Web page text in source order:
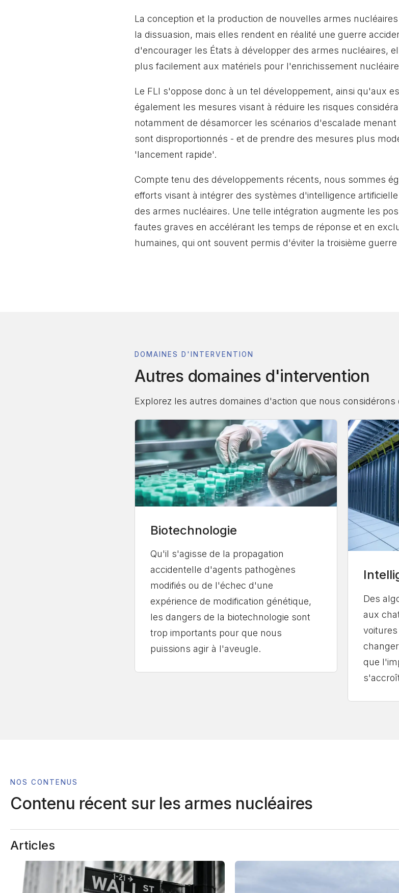
La conception et la production de nouvelles armes
la dissuasion, mais elles rendent en réalité une guerre
d'encourager les États à développer des armes nucléaires,
plus facilement aux matériels pour l'enrichissement
Le FLI s'oppose donc à un tel développement, ainsi qu'aux
également les mesures visant à réduire les risques
notamment de désamorcer les scénarios d'escalade
sont disproportionnés - et de prendre des mesures plus
'lancement rapide'.
Compte tenu des développements récents, nous sommes
efforts visant à intégrer des systèmes d'intelligence
des armes nucléaires. Une telle intégration augmente les
fautes graves en accélérant les temps de réponse et en
humaines, qui ont souvent permis d'éviter la troisième guerre
DOMAINES D'INTERVENTION
Autres domaines d'intervention
Explorez les autres domaines d'action que nous
Biotechnologie
Qu'il s'agisse de la propagation
accidentelle d'agents pathogènes
modifiés ou de l'échec d'une
expérience de modification génétique,
les dangers de la biotechnologie sont
trop importants pour que nous
puissions agir à l'aveugle.
Des
aux
que
NOS CONTENUS
Contenu récent sur les armes nucléaires
Articles